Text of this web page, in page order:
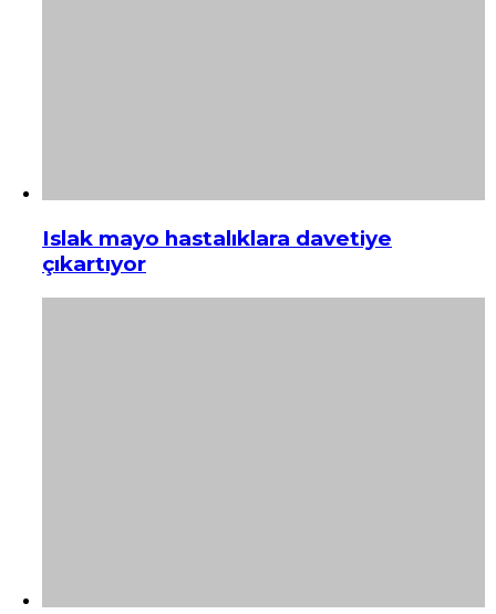
Islak mayo hastalıklara davetiye
çıkartıyor